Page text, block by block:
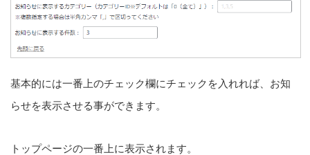
基本的には一番上のチェック欄にチェックを入れれば、お知
らせを表示させる事ができます。
トップページの一番上に表示されます。